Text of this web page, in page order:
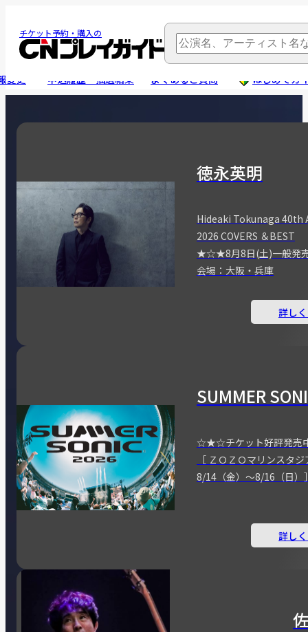
チケット予約・購入の
変更 申込履歴・抽選結果 よくあるご質問 はじめてガ
徳永英明
Hideaki Tokunaga 40th
2026 COVERS ＆BEST
★☆★8月8日(土)一般
会場：大阪・兵庫
詳し
SUMMER
☆★☆チケット好評発
［ ＺＯＺＯマリンス
8/14（金）～8/16（日）
詳し